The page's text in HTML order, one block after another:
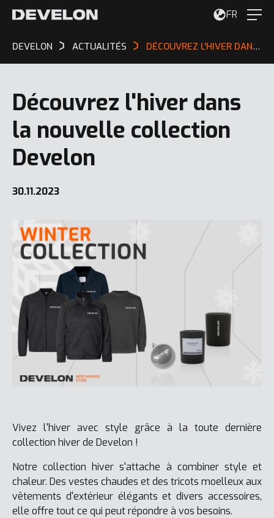
FR
DEVELON ACTUALITÉS DÉCOUVREZ L'HIVER DANS LA NOUVELLE COLLECTION DEVELON
Découvrez l'hiver dans
la nouvelle collection
Develon
30.11.2023
Vivez l'hiver avec style grâce à la toute dernière
collection hiver de Develon !
Notre collection hiver s'attache à combiner style et
chaleur. Des vestes chaudes et des tricots moelleux aux
vêtements d'extérieur élégants et divers accessoires,
elle offre tout ce qui peut répondre à vos besoins.